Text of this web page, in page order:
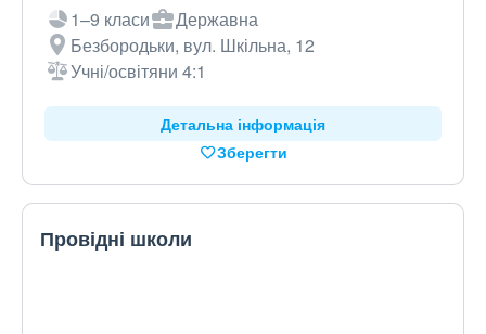
1–9 класи
Державна
Безбородьки, вул. Шкільна, 12
Учні/освітяни 4:1
Детальна інформація
Зберегти
Провідні школи